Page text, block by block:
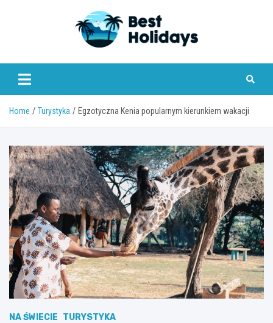
bestholidays.pl
Home Turystyka Egzotyczna Kenia popularnym kierunkiem wakacji
NA ŚWIECIE TURYSTYKA